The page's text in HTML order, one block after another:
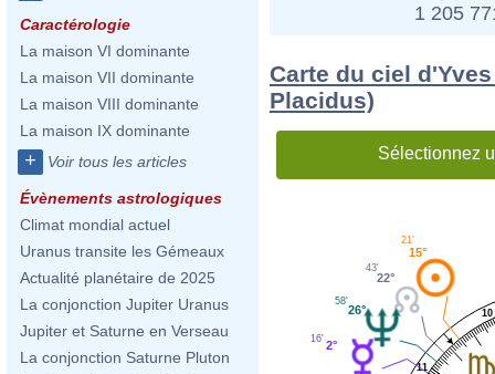
Caractérologie
La maison VI dominante
La maison VII dominante
La maison VIII dominante
La maison IX dominante
+ Voir tous les articles
Évènements astrologiques
Climat mondial actuel
Uranus transite les Gémeaux
Actualité planétaire de 2025
La conjonction Jupiter Uranus
Jupiter et Saturne en Verseau
La conjonction Saturne Pluton
1 205
Carte du ciel
Placidus)
Sélectionnez
10
11
15°
21'
22°
43'
26°
58'
2°
16'